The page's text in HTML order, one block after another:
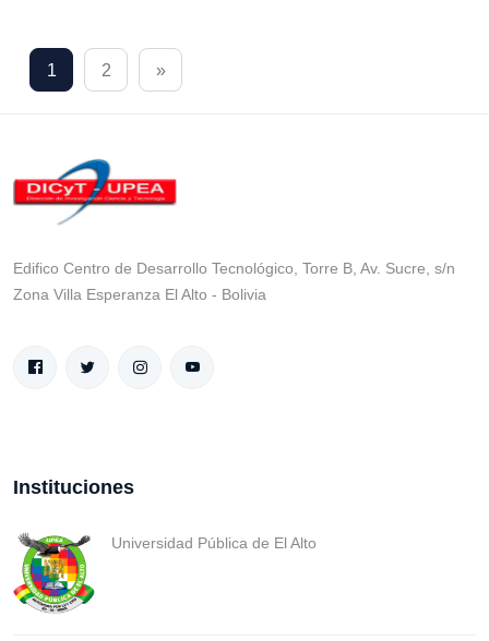
1 2 »
Edifico Centro de Desarrollo Tecnológico, Torre B, Av. Sucre, s/n
Zona Villa Esperanza El Alto - Bolivia
Instituciones
Universidad Pública de El Alto